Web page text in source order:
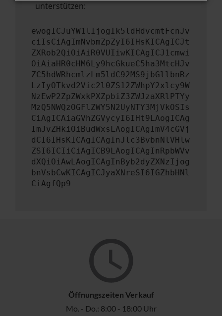
unterstützen:
ewogICJuYW1lIjogIk5ldHdvcmtFcnJv
ciIsCiAgImNvbmZpZyI6IHsKICAgICJt
ZXRob2QiOiAiR0VUIiwKICAgICJ1cmwi
OiAiaHR0cHM6Ly9hcGkueC5ha3MtcHJv
ZC5hdWRhcmlzLm5ldC92MS9jbGllbnRz
LzIyOTkvd2Vic2l0ZS12ZWhpY2xlcy9W
NzEwP2ZpZWxkPXZpbiZ3ZWJzaXRlPTYy
MzQ5NWQzOGFlZWY5N2UyNTY3MjVkOSIs
CiAgICAiaGVhZGVycyI6IHt9LAogICAg
ImJvZHkiOiBudWxsLAogICAgImV4cGVj
dCI6IHsKICAgICAgInJlc3BvbnNlVHlw
ZSI6ICIiCiAgICB9LAogICAgInRpbWVv
dXQiOiAwLAogICAgInByb2dyZXNzIjog
bnVsbCwKICAgICJyaXNreSI6IGZhbHNl
CiAgfQp9
Öffnungszeiten Verkauf
Mo. - Do.: 8:00 - 18:00 Uhr